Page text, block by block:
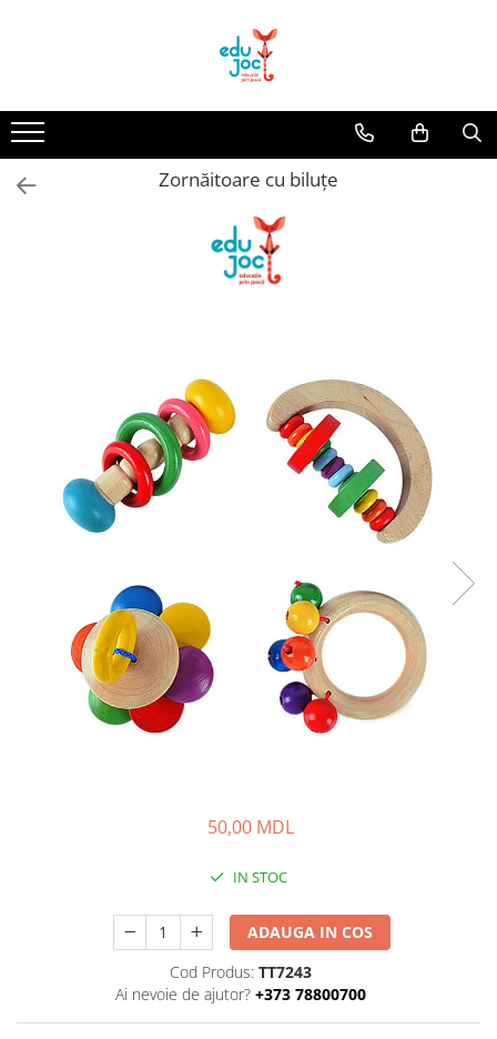
1-2 ani
3-4 ani
5-7 ani
Zornăitoare cu biluțe
50,00 MDL
IN STOC
ADAUGA IN COS
Cod Produs: TT7243
Ai nevoie de ajutor? +373 78800700